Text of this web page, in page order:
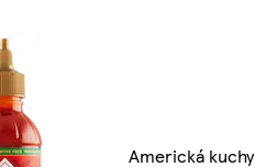
Americká